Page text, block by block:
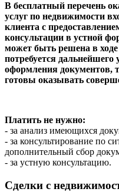
В бесплатный перечень
услуг по недвижимости
клиента с
консультации в устной
может быть решена в
потребуется дальнейшего
оформления документов,
готовы оказывать
Платить не нужно:
- за анализ имеющихся
- за консультирование по
дополнительный сбор
- за устную консультацию.
Сделки с